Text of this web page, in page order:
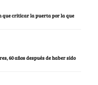
que criticar la puerta por la que
60 años después de haber sido